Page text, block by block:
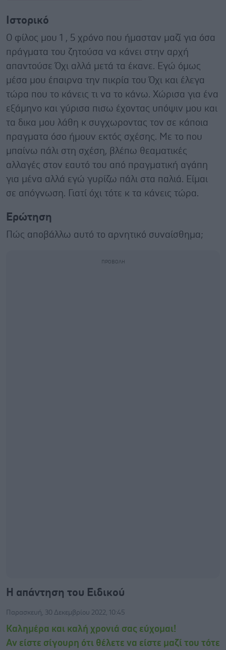
Ιστορικό
Ο φίλος μου 1 , 5 χρόνο που ήμασταν μαζί για όσα
πράγματα του ζητούσα να κάνει στην αρχή
απαντούσε Όχι αλλά μετά τα έκανε. Εγώ όμως
μέσα μου έπαιρνα την πικρία του Όχι και έλεγα
τώρα που το κάνεις τι να το κάνω. Χώρισα για ένα
εξάμηνο και γύρισα πισω έχοντας υπόψιν μου και
τα δικα μου λάθη κ συγχωροντας τον σε κάποια
πραγματα όσο ήμουν εκτός σχέσης. Με το που
μπαίνω πάλι στη σχέση, βλέπω θεαματικές
αλλαγές στον εαυτό του από πραγματική αγάπη
για μένα αλλά εγώ γυρίζω πάλι στα παλιά. Είμαι
σε απόγνωση. Γιατί όχι τότε κ τα κάνεις τώρα.
Ερώτηση
Πώς αποβάλλω αυτό το αρνητικό συναίσθημα;
Η απάντηση του Ειδικού
Παρασκευή, 30 Δεκεμβρίου 2022, 10:45
Καλημέρα και καλή χρονιά σας εύχομαι!
Αν είστε σίγουρη ότι θέλετε να είστε μαζί του τότε